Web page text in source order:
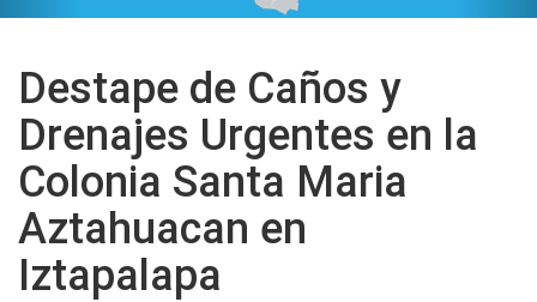
Destape de Caños y
Drenajes Urgentes en la
Colonia Santa Maria
Aztahuacan en
Iztapalapa